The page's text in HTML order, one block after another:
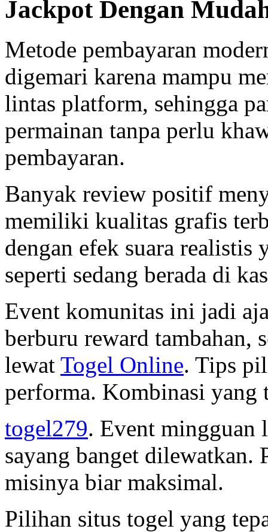
Jackpot Dengan
Metode pembayaran
digemari karena mampu
lintas platform, sehingga
permainan tanpa perlu
pembayaran.
Banyak review positif
memiliki kualitas grafis
dengan efek suara realistis
seperti sedang berada di
Event komunitas ini jadi
berburu reward tambahan,
lewat Togel Online. Tips
performa. Kombinasi yang
togel279. Event mingguan
sayang banget dilewatkan.
misinya biar maksimal.
Pilihan situs togel yang